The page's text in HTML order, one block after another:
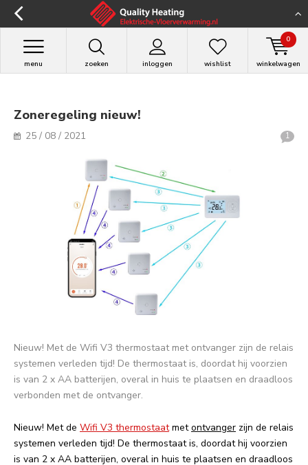
zoeken inloggen
menu wishlist winkelwagen
0
Zoneregeling nieuw!
25 / 08 / 2021 1
Nieuw! Met de Wifi V3 thermostaat met ontvanger zijn de relais
systemen verleden tijd! De thermostaat is, doordat hij voorzien
is van 2 x AA batterijen, overal in huis te plaatsen en draadloos
verbonden met de ontvanger.
Nieuw! Met de Wifi V3 thermostaatmetontvanger zijn de relais
systemen verleden tijd! De thermostaat is, doordat hij voorzien
is van 2 x AA batterijen, overal in huis te plaatsen en draadloos